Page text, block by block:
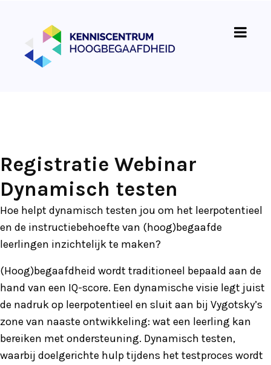
Registratie Webinar
Dynamisch testen
Hoe helpt dynamisch testen jou om het leerpotentieel
en de instructiebehoefte van (hoog)begaafde
leerlingen inzichtelijk te maken?
(Hoog)begaafdheid wordt traditioneel bepaald aan de
hand van een IQ-score. Een dynamische visie legt juist
de nadruk op leerpotentieel en sluit aan bij Vygotsky’s
zone van naaste ontwikkeling: wat een leerling kan
bereiken met ondersteuning. Dynamisch testen,
waarbij doelgerichte hulp tijdens het testproces wordt